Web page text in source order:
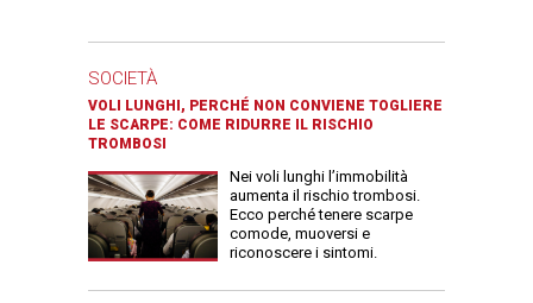
SOCIETÀ
VOLI LUNGHI, PERCHÉ NON CONVIENE TOGLIERE
LE SCARPE: COME RIDURRE IL RISCHIO
TROMBOSI
Nei voli lunghi l’immobilità
aumenta il rischio trombosi.
Ecco perché tenere scarpe
comode, muoversi e
riconoscere i sintomi.